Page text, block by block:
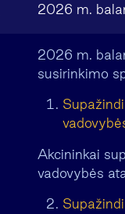
2026 m.
2026 m.
susirinkimo
Akcininkai
vadovybės